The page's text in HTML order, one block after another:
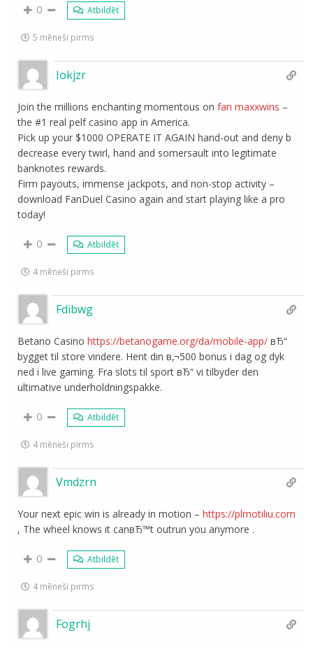
0 Atbildēt
5 mēneši pirms
Iokjzr
Join the millions enchanting momentous onfan maxxwins
the #1 real pelf casino app in America.
Pick up your $1000 OPERATE IT AGAIN hand-out and deny b
decrease every twirl, hand and somersault into legitimate
banknotes rewards.
Firm payouts, immense jackpots, and non-stop activity –
download FanDuel Casino again and start playing like a pro
today!
0 Atbildēt
4 mēneši pirms
Fdibwg
Betano Casinohttps://betanogame.org/da/mobile-app/ вЂ“
bygget til store vindere. Hent din в‚¬500 bonus i dag og dyk
ned i live gaming. Fra slots til sport вЂ“ vi tilbyder den
ultimative underholdningspakke.
0 Atbildēt
4 mēneši pirms
Vmdzrn
Your next epic win is already in motion –https://plmotiliu.com
, The wheel knows it canвЂ™t outrun you anymore .
0 Atbildēt
4 mēneši pirms
Fogrhj